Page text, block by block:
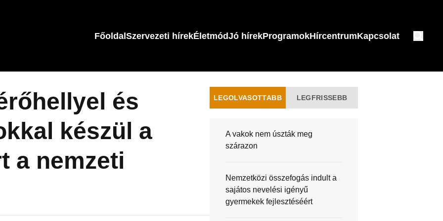
FőoldalSzervezeti hírekÉletmódJó hírekProgramokHírcentrumKapcsolat
és
készül a
a nemzeti
LEGOLVASOTTABB LEGFRISSEBB
A vakok nem úszták meg
szárazon
Nemzetközi összefogás indult a
sajátos nevelési igényű
gyermekek fejlesztéséért